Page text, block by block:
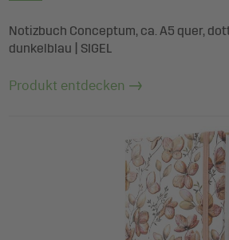
Notizbuch Conceptum, ca. A5 quer,
dunkelblau | SIGEL
Produkt entdecken